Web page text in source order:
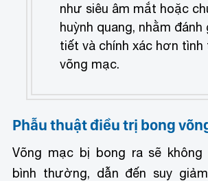
như siêu âm mắt hoặc
huỳnh quang, nhằm đánh
tiết và chính xác hơn tình
võng mạc.
Phẫu thuật điều trị bong
Võng mạc bị bong ra sẽ
bình thường, dẫn đến suy